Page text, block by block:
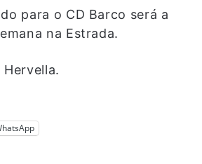
para o CD Barco será a
na Estrada.
Hervella.